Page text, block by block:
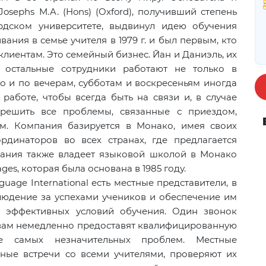
M.A. (Hons) (Oxford), получивший степень
университете, выдвинул идею обучения
в семье учителя в 1979 г. и был первым, кто
Это семейный бизнес. Йан и Даниэль, их
сотрудники работают не только в
и по вечерам, субботам и воскресеньям иногда
чтобы всегда быть на связи и, в случае
все проблемы, связанные с приездом,
Компания базируется в Монако, имея своих
во всех странах, где предлагается
также владеет языковой школой в Монако
, которая была основана в 1985 году.
International есть местные представители, в
за успехами учеников и обеспечение им
условий обучения. Один звонок
немедленно предоставят квалифицированную
незначительных проблем. Местные
встречи со всеми учителями, проверяют их